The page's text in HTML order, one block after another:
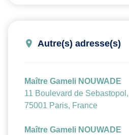
Autre(s) adresse(s)
Maître Gameli NOUWADE
11 Boulevard de Sebastopol,
75001 Paris, France
Maître Gameli NOUWADE